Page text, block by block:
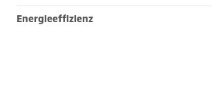
Energieeffizienz